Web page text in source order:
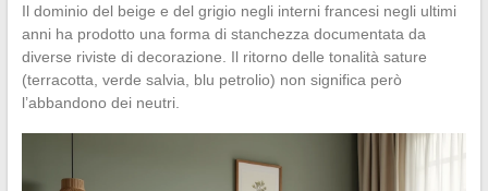
Il dominio del beige e del grigio negli interni francesi negli ultimi
anni ha prodotto una forma di stanchezza documentata da
diverse riviste di decorazione. Il ritorno delle tonalità sature
(terracotta, verde salvia, blu petrolio) non significa però
l’abbandono dei neutri.